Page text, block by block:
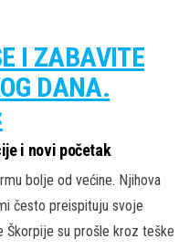
I ZABAVITE
DANA.
i novi početak
bolje od većine. Njihova
često preispituju svoje
Škorpije su prošle kroz teške